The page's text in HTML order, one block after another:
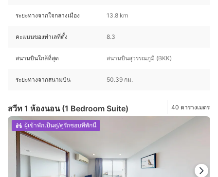
ระยะทางจากใจกลางเมือง 13.8 km
คะแนนของทำเลที่ตั้ง 8.3
สนามบินใกล้ที่สุด สนามบินสุวรรณภูมิ (BKK)
ระยะทางจากสนามบิน 50.39 กม.
สวีท 1 ห้องนอน (1 Bedroom Suite) 40 ตารางเมตร
ผู้เข้าพักเป็นคู่/คู่รักชอบที่พักนี้